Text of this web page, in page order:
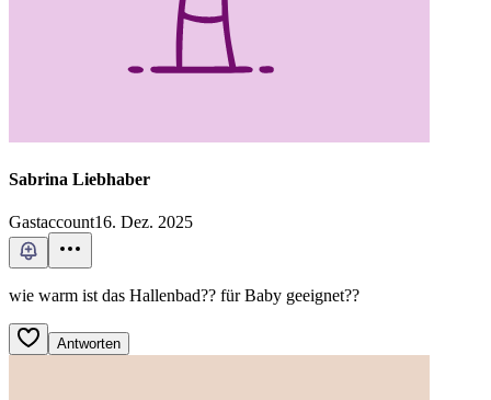
Sabrina Liebhaber
Gastaccount16. Dez. 2025
wie warm ist das Hallenbad?? für Baby geeignet??
Antworten